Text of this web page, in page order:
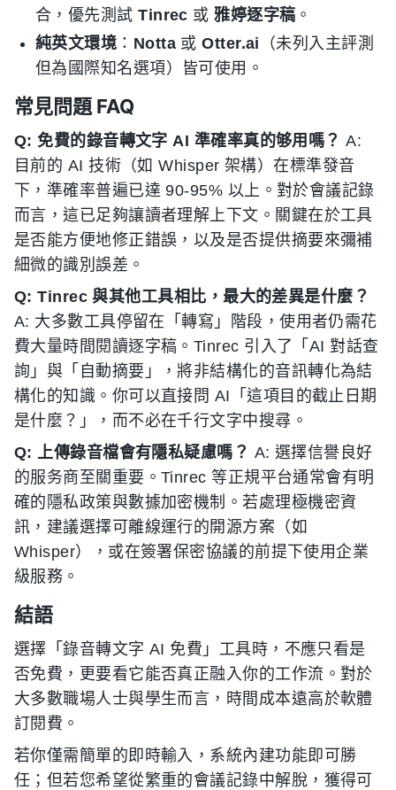
合，優先測試Tinrec 或雅婷逐字稿 。
純英文環境 ： Notta或Otter.ai （未列入主評測
但為國際知名選項）皆可使用。
常見問題 FAQ
Q: 免費的錄音轉文字 AI 準確率真的够用嗎？ A:
目前的 AI 技術（如 Whisper 架構）在標準發音
下，準確率普遍已達 90-95% 以上。對於會議記錄
而言，這已足夠讓讀者理解上下文。關鍵在於工具
是否能方便地修正錯誤，以及是否提供摘要來彌補
細微的識別誤差。
Q: Tinrec 與其他工具相比，最大的差異是什麼？
A: 大多數工具停留在「轉寫」階段，使用者仍需花
費大量時間閱讀逐字稿。Tinrec 引入了「AI 對話查
詢」與「自動摘要」，將非結構化的音訊轉化為結
構化的知識。你可以直接問 AI「這項目的截止日期
是什麼？」，而不必在千行文字中搜尋。
Q: 上傳錄音檔會有隱私疑慮嗎？ A: 選擇信譽良好
的服务商至關重要。Tinrec 等正規平台通常會有明
確的隱私政策與數據加密機制。若處理極機密資
訊，建議選擇可離線運行的開源方案（如
Whisper），或在簽署保密協議的前提下使用企業
級服務。
結語
選擇「錄音轉文字 AI 免費」工具時，不應只看是
否免費，更要看它能否真正融入你的工作流。對於
大多數職場人士與學生而言，時間成本遠高於軟體
訂閱費。
若你僅需簡單的即時輸入，系統內建功能即可勝
任；但若您希望從繁重的會議記錄中解脫，獲得可